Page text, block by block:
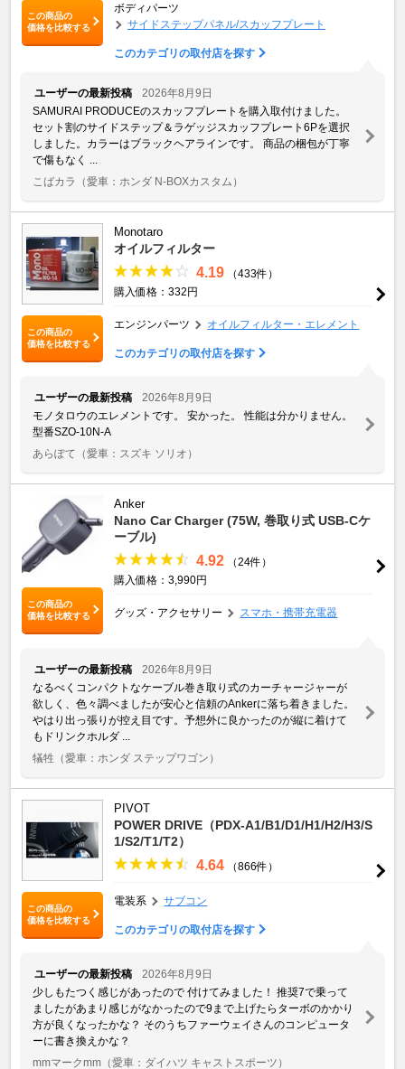
この商品の
価格を比較する
ボディパーツ
サイドステップパネル/スカッフプレート
このカテゴリの取付店を探す
ユーザーの最新投稿
2026年8月9日
SAMURAI PRODUCEのスカッフプレートを購入取付けました。
セット割のサイドステップ＆ラゲッジスカッフプレート6Pを選択
しました。カラーはブラックヘアラインです。 商品の梱包が丁寧
で傷もなく ...
こばカラ
（愛車：ホンダ N-BOXカスタム）
この商品の
価格を比較する
Monotaro
オイルフィルター
4.19
（433件）
購入価格：332円
エンジンパーツ オイルフィルター・エレメント
このカテゴリの取付店を探す
ユーザーの最新投稿
2026年8月9日
モノタロウのエレメントです。 安かった。 性能は分かりません。
型番SZO-10N-A
あらぽて （愛車：スズキ ソリオ）
この商品の
価格を比較する
Anker
Nano Car Charger (75W, 巻取り式 USB-Cケ
ーブル)
4.92
（24件）
購入価格：3,990円
グッズ・アクセサリー スマホ・携帯充電器
ユーザーの最新投稿
2026年8月9日
なるべくコンパクトなケーブル巻き取り式のカーチャージャーが
欲しく、色々調べましたが安心と信頼のAnkerに落ち着きました。
やはり出っ張りが控え目です。予想外に良かったのが縦に着けて
もドリンクホルダ ...
犠牲 （愛車：ホンダ ステップワゴン）
この商品の
価格を比較する
PIVOT
POWER DRIVE（PDX-A1/B1/D1/H1/H2/H3/S
1/S2/T1/T2）
4.64 （866件）
電装系 サブコン
このカテゴリの取付店を探す
ユーザーの最新投稿
2026年8月9日
少しもたつく感じがあったので 付けてみました！ 推奨7で乗って
ましたがあまり感じがなかったので9まで上げたらターボのかかり
方が良くなったかな？ そのうちファーウェイさんのコンピュータ
ーに書き換えかな？
mmマークmm （愛車：ダイハツ キャストスポーツ）